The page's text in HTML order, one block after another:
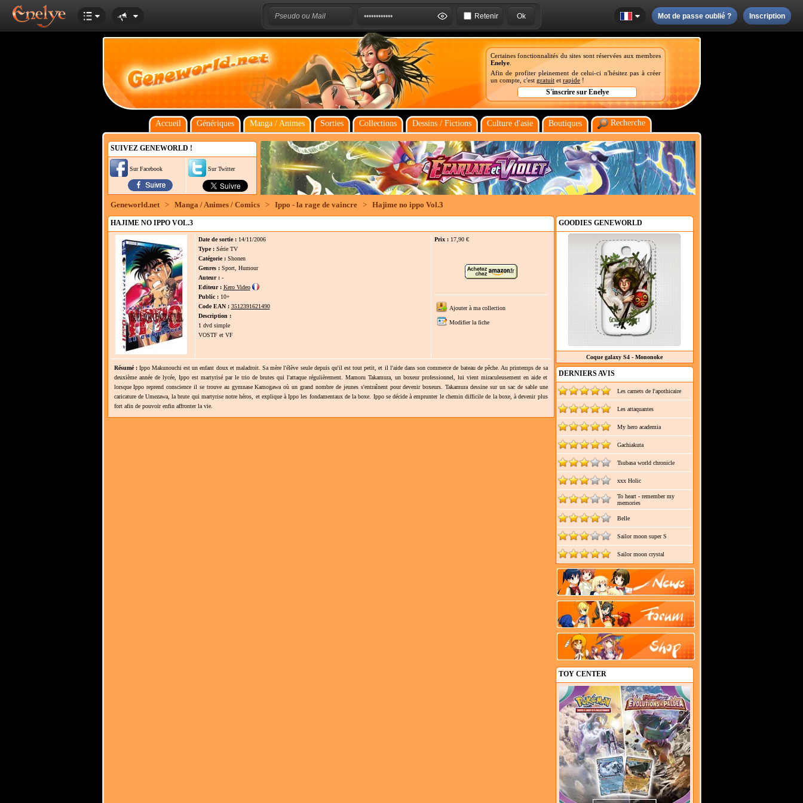
Retenir Mot de passe oublié ? Inscription
Certaines fonctionnalités du sites sont réservées aux membres
Enelye
Afin de profiter pleinement de celui-ci n'hésitez pas à créer
un compte, c'est gratuit et rapide !
Accueil Génériques Manga / Animes Sorties Collections Dessins / Fictions Culture d'asie Boutiques Recherche
SUIVEZ GENEWORLD !
Sur Facebook Sur Twitter
Geneworld.net > Manga / Animes / Comics > Ippo - la rage de vaincre > Hajime no ippo Vol.3
HAJIME NO IPPO VOL.3
Date de sortie :14/11/2006
Type : Série TV
Catégorie :Shonen
Genres :Sport, Humour
Auteur :-
Editeur : Kero Video
Public :10+
Code EAN : 3512391621490
Description :
1 dvd simple
VOSTF et VF
Prix : 17,90 €
Ajouter à ma collection
Modifier la fiche
Résumé : Ippo Makunouchi est un enfant doux et maladroit. Sa mère l'élève seule depuis qu'il est tout petit, et il l'aide dans son commerce de bateau de pêche. Au printemps de sa
deuxième année de lycée, Ippo est martyrisé par le trio de brutes qui l'attaque régulièrement. Mamoru Takamura, un boxeur professionnel, lui vient miraculeusement en aide et
lorsque Ippo reprend conscience il se trouve au gymnase Kamogawa où un grand nombre de jeunes s'entraînent pour devenir boxeurs. Takamura dessine sur un sac de sable une
caricature de Umezawa, la brute qui martyrise notre héros, et explique à Ippo les fondamentaux de la boxe. Ippo se décide à emprunter le chemin difficile de la boxe, à devenir plus
fort afin de pouvoir enfin affronter la vie.
GOODIES GENEWORLD
Coque galaxy S4 - Mononoke
DERNIERS AVIS
Les carnets de l'apothicaire
Les attaquantes
My hero academia
Gachiakuta
Tsubasa world chronicle
xxx Holic
To heart - remember my
memories
Belle
Sailor moon super S
Sailor moon crystal
TOY CENTER